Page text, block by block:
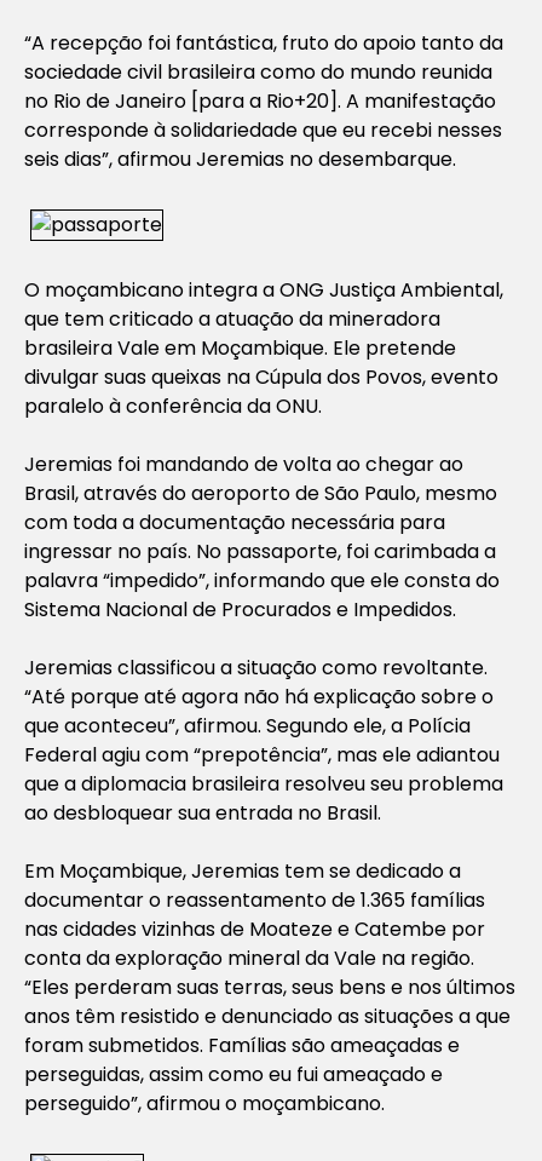
“A recepção foi fantástica, fruto do apoio tanto da
sociedade civil brasileira como do mundo reunida
no Rio de Janeiro [para a Rio+20]. A manifestação
corresponde à solidariedade que eu recebi nesses
seis dias”, afirmou Jeremias no desembarque.
O moçambicano integra a ONG Justiça Ambiental,
que tem criticado a atuação da mineradora
brasileira Vale em Moçambique. Ele pretende
divulgar suas queixas na Cúpula dos Povos, evento
paralelo à conferência da ONU.
Jeremias foi mandando de volta ao chegar ao
Brasil, através do aeroporto de São Paulo, mesmo
com toda a documentação necessária para
ingressar no país. No passaporte, foi carimbada a
palavra “impedido”, informando que ele consta do
Sistema Nacional de Procurados e Impedidos.
Jeremias classificou a situação como revoltante.
“Até porque até agora não há explicação sobre o
que aconteceu”, afirmou. Segundo ele, a Polícia
Federal agiu com “prepotência”, mas ele adiantou
que a diplomacia brasileira resolveu seu problema
ao desbloquear sua entrada no Brasil.
Em Moçambique, Jeremias tem se dedicado a
documentar o reassentamento de 1.365 famílias
nas cidades vizinhas de Moateze e Catembe por
conta da exploração mineral da Vale na região.
“Eles perderam suas terras, seus bens e nos últimos
anos têm resistido e denunciado as situações a que
foram submetidos. Famílias são ameaçadas e
perseguidas, assim como eu fui ameaçado e
perseguido”, afirmou o moçambicano.